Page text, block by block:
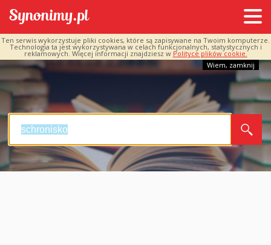
Ten serwis wykorzystuje pliki cookies, które są zapisywane na Twoim komputerze.
Technologia ta jest wykorzystywana w celach funkcjonalnych, statystycznych i
reklamowych. Więcej informacji znajdziesz w Polityce plików cookie.
Wiem, zamknij